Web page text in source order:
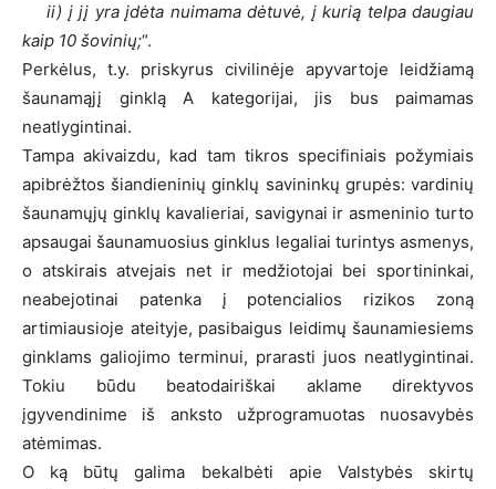
ii) į jį yra įdėta nuimama dėtuvė, į kurią telpa daugiau
kaip 10 šovinių;“.
Perkėlus, t.y. priskyrus civilinėje apyvartoje leidžiamą
šaunamąjį ginklą A kategorijai, jis bus paimamas
neatlygintinai.
Tampa akivaizdu, kad tam tikros specifiniais požymiais
apibrėžtos šiandieninių ginklų savininkų grupės: vardinių
šaunamųjų ginklų kavalieriai, savigynai ir asmeninio turto
apsaugai šaunamuosius ginklus legaliai turintys asmenys,
o atskirais atvejais net ir medžiotojai bei sportininkai,
neabejotinai patenka į potencialios rizikos zoną
artimiausioje ateityje, pasibaigus leidimų šaunamiesiems
ginklams galiojimo terminui, prarasti juos neatlygintinai.
Tokiu būdu beatodairiškai aklame direktyvos
įgyvendinime iš anksto užprogramuotas nuosavybės
atėmimas.
O ką būtų galima bekalbėti apie Valstybės skirtų